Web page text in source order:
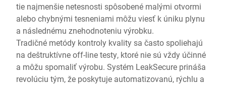
tie najmenšie netesnosti spôsobené malými otvormi
alebo chybnými tesneniami môžu viesť k úniku plynu
a následnému znehodnoteniu výrobku.
Tradičné metódy kontroly kvality sa často spoliehajú
na deštruktívne off-line testy, ktoré nie sú vždy účinné
a môžu spomaliť výrobu. Systém LeakSecure prináša
revolúciu tým, že poskytuje automatizovanú, rýchlu a